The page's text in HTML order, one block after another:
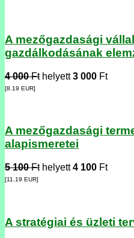
A mezőgazdasági
gazdálkodásának
4 000 Fthelyett3 000 Ft
[8.19 EUR]
A mezőgazdasági
alapismeretei
5 100 Fthelyett4 100 Ft
[11.19 EUR]
A stratégiai és üzleti